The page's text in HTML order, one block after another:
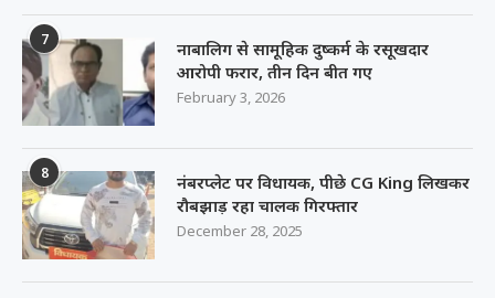
7
नाबालिग से सामूहिक दुष्कर्म के रसूखदार
आरोपी फरार, तीन दिन बीत गए
February 3, 2026
8
नंबरप्लेट पर विधायक, पीछे CG King लिखकर
रौबझाड़ रहा चालक गिरफ्तार
December 28, 2025